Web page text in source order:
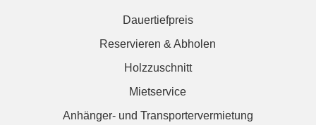
Dauertiefpreis
Reservieren & Abholen
Holzzuschnitt
Mietservice
Anhänger- und Transportervermietung